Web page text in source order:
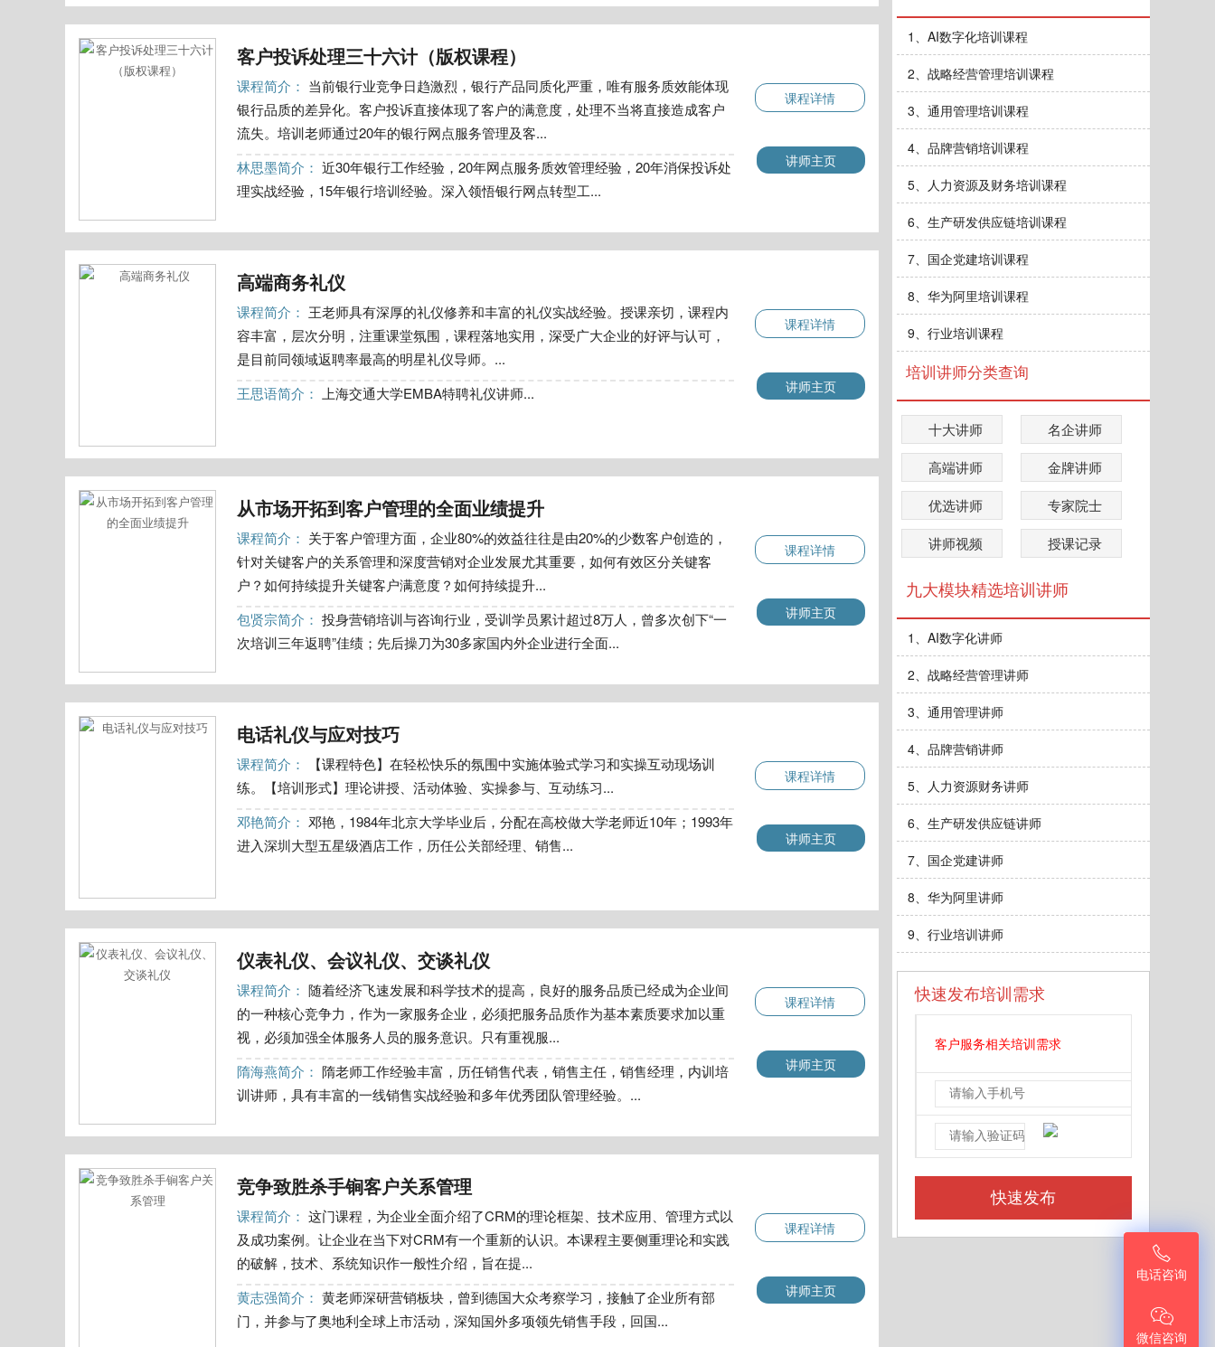
客户投诉处理三十六计（版权课程）
课程简介： 当前银行业竞争日趋激烈，银行产品同质化严重，唯有服务质效能体现
银行品质的差异化。客户投诉直接体现了客户的满意度，处理不当将直接造成客户
流失。培训老师通过20年的银行网点服务管理及客...
林思墨简介： 近30年银行工作经验，20年网点服务质效管理经验，20年消保投诉处
理实战经验，15年银行培训经验。深入领悟银行网点转型工...
课程详情
讲师主页
高端商务礼仪
课程简介： 王老师具有深厚的礼仪修养和丰富的礼仪实战经验。授课亲切，课程内
容丰富，层次分明，注重课堂氛围，课程落地实用，深受广大企业的好评与认可，
是目前同领域返聘率最高的明星礼仪导师。...
王思语简介：
上海交通大学EMBA特聘礼仪讲师...
课程详情
讲师主页
从市场开拓到客户管理的全面业绩提升
课程简介： 关于客户管理方面，企业80%的效益往往是由20%的少数客户创造的，
针对关键客户的关系管理和深度营销对企业发展尤其重要，如何有效区分关键客
户？如何持续提升关键客户满意度？如何持续提升...
包贤宗简介： 投身营销培训与咨询行业，受训学员累计超过8万人，曾多次创下“一
次培训三年返聘”佳绩；先后操刀为30多家国内外企业进行全面...
课程详情
讲师主页
电话礼仪与应对技巧
课程简介：
【课程特色】在轻松快乐的氛围中实施体验式学习和实操互动现场训
练。【培训形式】理论讲授、活动体验、实操参与、互动练习...
邓艳简介： 邓艳，1984年北京大学毕业后，分配在高校做大学老师近10年；1993年
进入深圳大型五星级酒店工作，历任公关部经理、销售...
课程详情
讲师主页
仪表礼仪、会议礼仪、交谈礼仪
课程简介： 随着经济飞速发展和科学技术的提高，良好的服务品质已经成为企业间
的一种核心竞争力，作为一家服务企业，必须把服务品质作为基本素质要求加以重
视，必须加强全体服务人员的服务意识。只有重视服...
隋海燕简介： 隋老师工作经验丰富，历任销售代表，销售主任，销售经理，内训培
训讲师，具有丰富的一线销售实战经验和多年优秀团队管理经验。...
课程详情
讲师主页
竞争致胜杀手锏客户关系管理
课程简介： 这门课程，为企业全面介绍了CRM的理论框架、技术应用、管理方式以
及成功案例。让企业在当下对CRM有一个重新的认识。本课程主要侧重理论和实践
的破解，技术、系统知识作一般性介绍，旨在提...
黄志强简介： 黄老师深研营销板块，曾到德国大众考察学习，接触了企业所有部
门，并参与了奥地利全球上市活动，深知国外多项领先销售手段，回国...
课程详情
讲师主页
1、AI数字化培训课程
2、战略经营管理培训课程
3、通用管理培训课程
4、品牌营销培训课程
5、人力资源及财务培训课程
6、生产研发供应链培训课程
7、国企党建培训课程
8、华为阿里培训课程
9、行业培训课程
培训讲师分类查询
十大讲师
名企讲师
高端讲师
金牌讲师
优选讲师
专家院士
讲师视频
授课记录
九大模块精选培训讲师
1、AI数字化讲师
2、战略经营管理讲师
3、通用管理讲师
4、品牌营销讲师
5、人力资源财务讲师
6、生产研发供应链讲师
7、国企党建讲师
8、华为阿里讲师
9、行业培训讲师
快速发布培训需求
客户服务相关培训需求

电话咨询

微信咨询